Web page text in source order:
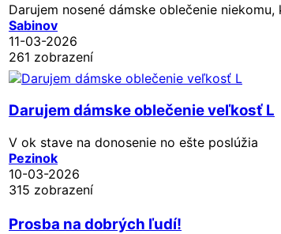
Darujem nosené dámske oblečenie
Sabinov
11-03-2026
261 zobrazení
Darujem dámske oblečenie veľkosť L
V ok stave na donosenie no ešte poslúžia
Pezinok
10-03-2026
315 zobrazení
Prosba na dobrých ľudí!